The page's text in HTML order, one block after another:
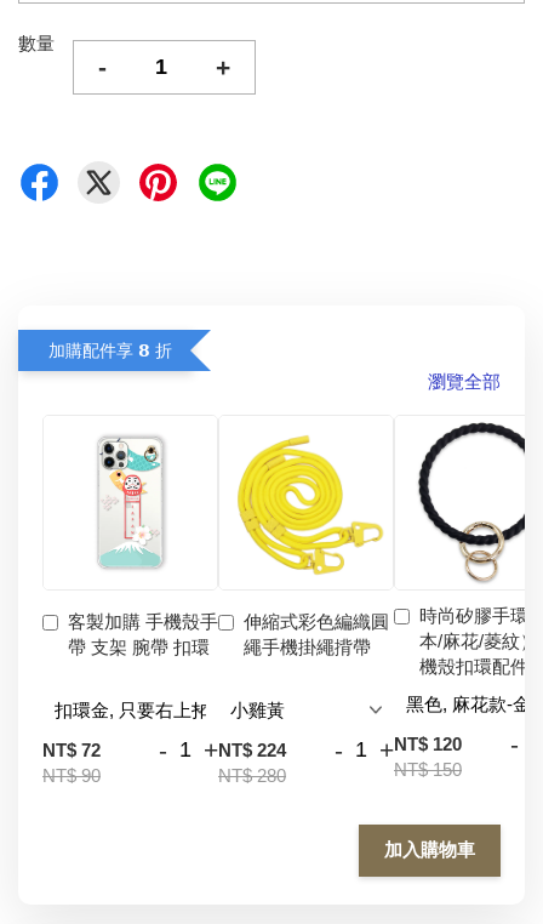
數量
- +
加購配件享 𝟴 折
瀏覽全部
客製加購 手機殼手
帶 支架 腕帶 扣環
NT$ 72
NT$ 90
- +
伸縮式彩色編織圓
繩手機掛繩揹帶
NT$ 224
NT$ 280
- +
時尚矽膠手環
本/麻花/菱紋）
機殼扣環配件
NT$ 120
NT$ 150
-
加入購物車